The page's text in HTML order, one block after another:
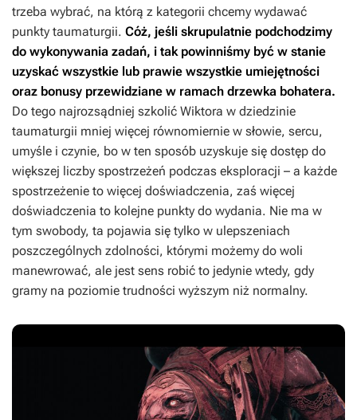
trzeba wybrać, na którą z kategorii chcemy wydawać
punkty taumaturgii. Cóż, jeśli skrupulatnie podchodzimy
do wykonywania zadań, i tak powinniśmy być w stanie
uzyskać wszystkie lub prawie wszystkie umiejętności
oraz bonusy przewidziane w ramach drzewka bohatera.
Do tego najrozsądniej szkolić Wiktora w dziedzinie
taumaturgii mniej więcej równomiernie w słowie, sercu,
umyśle i czynie, bo w ten sposób uzyskuje się dostęp do
większej liczby spostrzeżeń podczas eksploracji – a każde
spostrzeżenie to więcej doświadczenia, zaś więcej
doświadczenia to kolejne punkty do wydania. Nie ma w
tym swobody, ta pojawia się tylko w ulepszeniach
poszczególnych zdolności, którymi możemy do woli
manewrować, ale jest sens robić to jedynie wtedy, gdy
gramy na poziomie trudności wyższym niż normalny.